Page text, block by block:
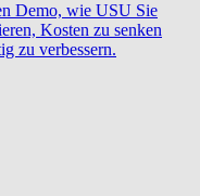
Demo, wie USU Sie
Kosten zu senken
zu verbessern.